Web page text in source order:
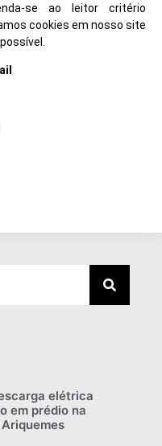
se ao leitor critério
cookies em nosso site
elétrica
em prédio na